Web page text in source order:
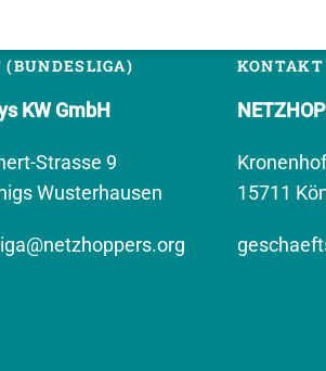
KW GmbH
Strasse 9
Wusterhausen
15711